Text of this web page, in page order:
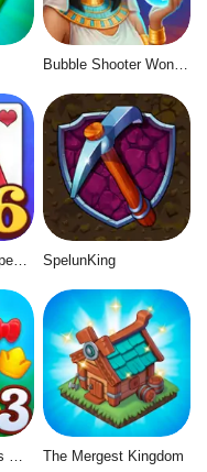
Bubble Shooter Wonders of Egypt
Solitaire Story Tripeaks 6 SpelunKing
Kings and Queens Match 3 The Mergest Kingdom